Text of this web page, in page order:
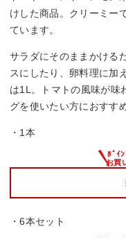
けした商品。クリーミー
ています。
サラダにそのままかける
スにしたり、卵料理に加
は1L。トマトの風味が味
グを使いたい方におすす
・1本
・6本セット